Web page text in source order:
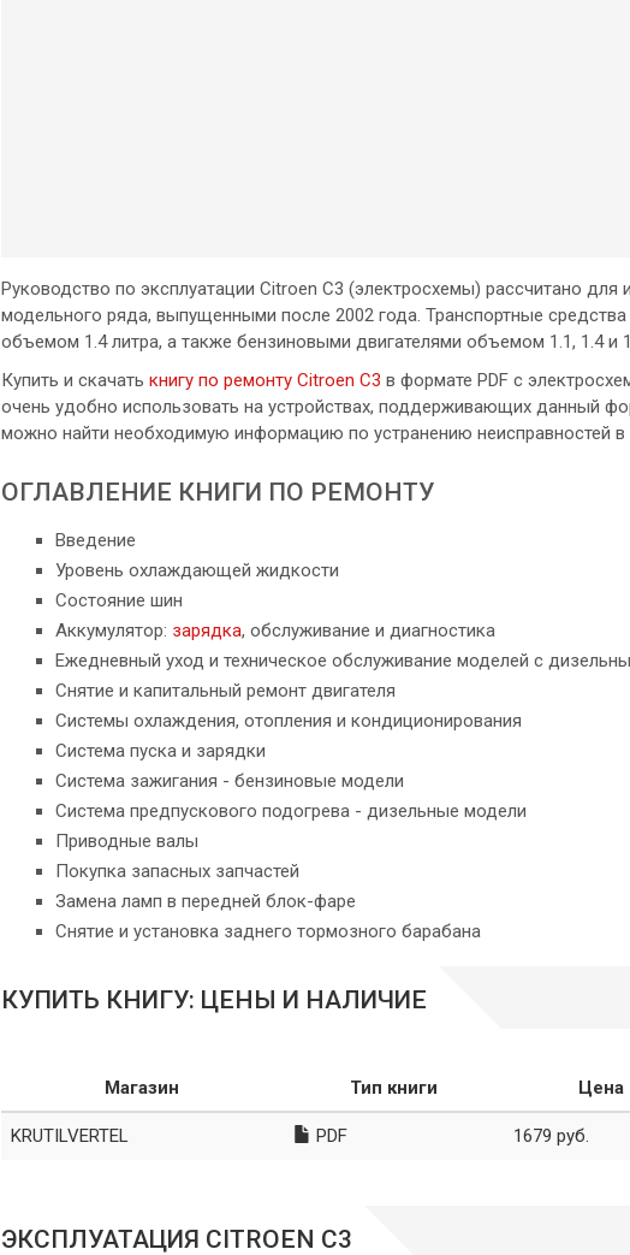
Руководство по эксплуатации Citroen C3 (электросхемы) рассчитано
модельного ряда, выпущенными после 2002 года. Транспортные
объемом 1.4 литра, а также бензиновыми двигателями объемом 1.1, 1.4 и
Купить и скачать книгу по ремонту Citroen C3 в формате PDF с
очень удобно использовать на устройствах, поддерживающих данный
можно найти необходимую информацию по устранению неисправностей в
ОГЛАВЛЕНИЕ КНИГИ ПО РЕМОНТУ
Введение
Уровень охлаждающей жидкости
Состояние шин
Аккумулятор: зарядка, обслуживание и диагностика
Ежедневный уход и техническое обслуживание моделей с
Снятие и капитальный ремонт двигателя
Системы охлаждения, отопления и кондиционирования
Система пуска и зарядки
Система зажигания - бензиновые модели
Система предпускового подогрева - дизельные модели
Приводные валы
Покупка запасных запчастей
Замена ламп в передней блок-фаре
Снятие и установка заднего тормозного барабана
КУПИТЬ КНИГУ: ЦЕНЫ И НАЛИЧИЕ
Магазин Тип книги Цена
KRUTILVERTEL PDF 1679 руб.
ЭКСПЛУАТАЦИЯ CITROEN C3